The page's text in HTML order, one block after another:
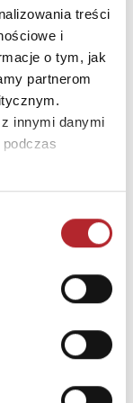
treści
i
o tym, jak
partnerom
innymi danymi
det. 25,81zł
się, aby kupić
zobacz więcej
Karkonoszy